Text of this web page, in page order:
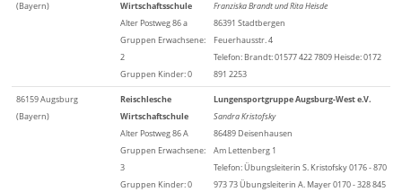
(Bayern)
Wirtschaftsschule
Alter Postweg 86 a
Gruppen Erwachsene:
2
Gruppen Kinder: 0
Franziska Brandt und Rita Heisde
86391 Stadtbergen
Feuerhausstr. 4
Telefon: Brandt: 01577 422 7809 Heisde: 0172
891 2253
86159 Augsburg
(Bayern)
Reischlesche
Wirtschaftschule
Alter Postweg 86 A
Gruppen Erwachsene:
3
Gruppen Kinder: 0
Lungensportgruppe Augsburg-West e.V.
Sandra Kristofsky
86489 Deisenhausen
Am Lettenberg 1
Telefon: Übungsleiterin S. Kristofsky 0176 - 870
973 73 Übungsleiterin A. Mayer 0170 - 328 845